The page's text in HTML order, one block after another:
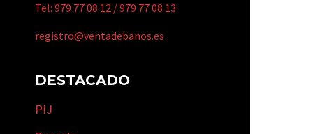
Tel: 979 77 08 12 /979 77 08 13
registro@ventadebanos.es
DESTACADO
PIJ